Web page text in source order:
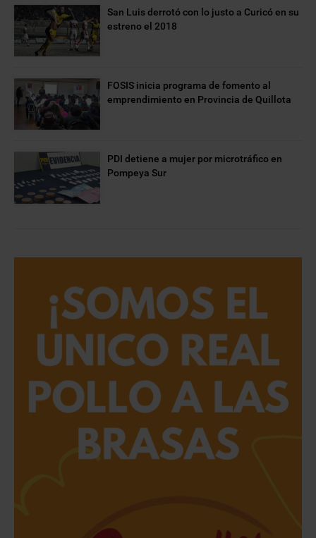
San Luis derrotó con lo justo a Curicó en su
estreno el 2018
FOSIS inicia programa de fomento al
emprendimiento en Provincia de Quillota
PDI detiene a mujer por microtráfico en
Pompeya Sur